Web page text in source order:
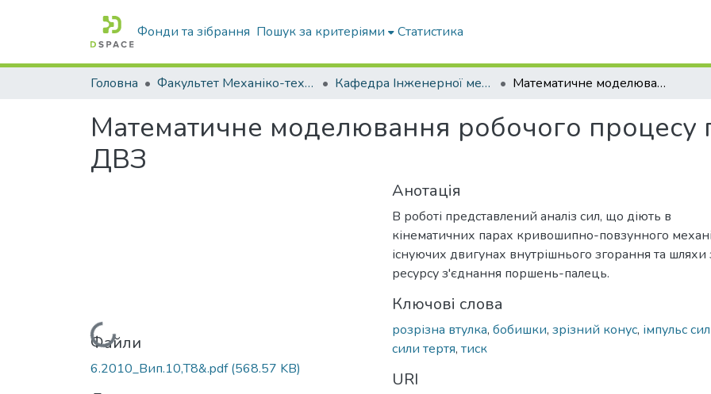
Фонди та зібрання Пошук за критеріями Статистика
Головна Факультет Механіко-технологічний Кафедра Інженерної механіки та комп'ютерного проектування Математичне моделювання робочого процесу поршневої групи ДВЗ
Математичне моделювання робочого процесу
ДВЗ
Вантажиться...
Файли
6.2010_Вип.10,Т8&.pdf(568.57 KB)
Анотація
В роботі представлений аналіз сил, що діють в
кінематичних парах кривошипно-повзунного
існуючих двигунах внутрішнього згорання та шляхи
ресурсу з'єднання поршень-палець.
Ключові слова
розрізна втулка, бобишки, зрізний конус, імпульс
сили тертя, тиск
URI